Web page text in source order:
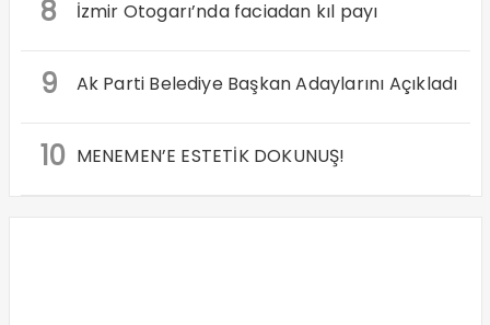
8 İzmir Otogarı’nda faciadan kıl payı
9 Ak Parti Belediye Başkan Adaylarını Açıkladı
10 MENEMEN’E ESTETİK DOKUNUŞ!